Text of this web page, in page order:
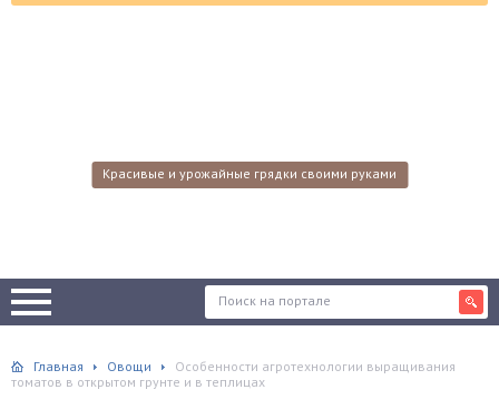
Красивые и урожайные грядки своими руками
Главная Овощи
Особенности агротехнологии выращивания
томатов в открытом грунте и в теплицах